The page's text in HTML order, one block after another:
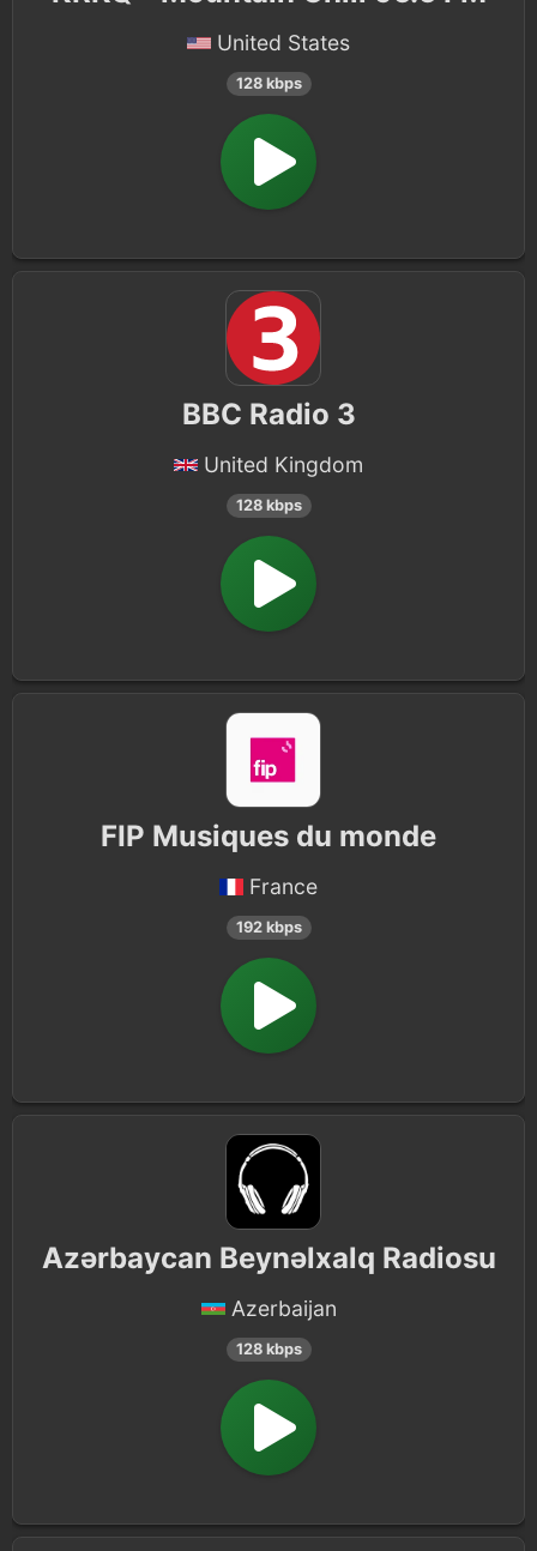
United States
128 kbps
BBC Radio 3
United Kingdom
128 kbps
FIP Musiques du monde
France
192 kbps
Azərbaycan Beynəlxalq Radiosu
Azerbaijan
128 kbps